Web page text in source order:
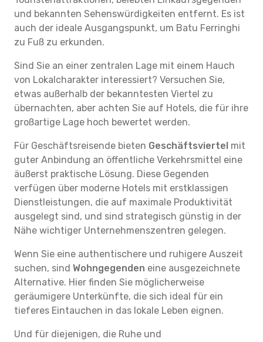
und bekannten Sehenswürdigkeiten entfernt. Es ist
auch der ideale Ausgangspunkt, um Batu Ferringhi
zu Fuß zu erkunden.
Sind Sie an einer zentralen Lage mit einem Hauch
von Lokalcharakter interessiert? Versuchen Sie,
etwas außerhalb der bekanntesten Viertel zu
übernachten, aber achten Sie auf Hotels, die für ihre
großartige Lage hoch bewertet werden.
Für Geschäftsreisende bieten Geschäftsviertel mit
guter Anbindung an öffentliche Verkehrsmittel eine
äußerst praktische Lösung. Diese Gegenden
verfügen über moderne Hotels mit erstklassigen
Dienstleistungen, die auf maximale Produktivität
ausgelegt sind, und sind strategisch günstig in der
Nähe wichtiger Unternehmenszentren gelegen.
Wenn Sie eine authentischere und ruhigere Auszeit
suchen, sind Wohngegenden eine ausgezeichnete
Alternative. Hier finden Sie möglicherweise
geräumigere Unterkünfte, die sich ideal für ein
tieferes Eintauchen in das lokale Leben eignen.
Und für diejenigen, die Ruhe und